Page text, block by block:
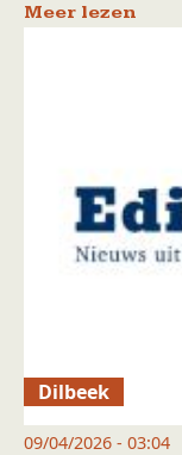
Meer lezen
Dilbeek
09/04/2026 - 03:04